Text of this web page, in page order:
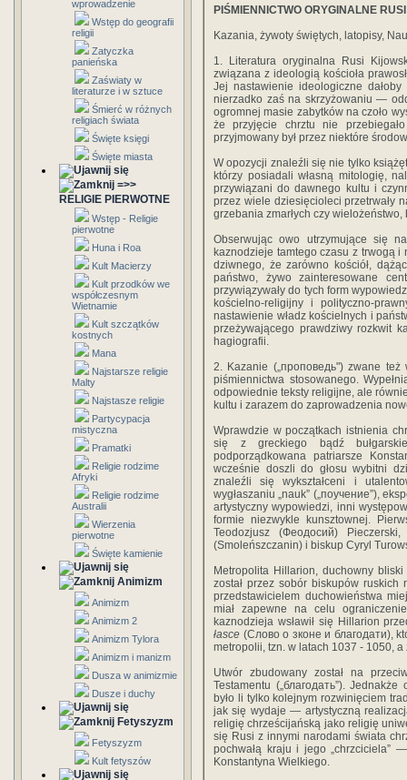
wprowadzenie
Wstęp do geografii
religii
Zatyczka
panieńska
Zaświaty w
literaturze i w sztuce
Śmierć w różnych
religiach świata
Święte księgi
Święte miasta
=>>
RELIGIE PIERWOTNE
Wstęp - Religie
pierwotne
Huna i Roa
Kult Macierzy
Kult przodków we
współczesnym
Wietnamie
Kult szczątków
kostnych
Mana
Najstarsze religie
Malty
Najstasze religie
Partycypacja
mistyczna
Pramatki
Religie rodzime
Afryki
Religie rodzime
Australii
Wierzenia
pierwotne
Święte kamienie
Animizm
Animizm
Animizm 2
Animizm Tylora
Animizm i manizm
Dusza w animizmie
Dusze i duchy
Fetyszyzm
Fetyszyzm
Kult fetyszów
PIŚMIENNICTWO ORYGINALNE
Kazania, żywoty świętych, latopisy,
1. Literatura oryginalna Rusi
związana z ideologią kościoła
Jej nastawienie ideologiczne
nierzadko zaś na skrzyżowaniu —
ogromnej masie zabytków na czoło
że przyjęcie chrztu nie
przyjmowany był przez niektóre
W opozycji znaleźli się nie tylko
którzy posiadali własną mitologię,
przywiązani do dawnego kultu i
przez wiele dziesięcioleci przetrwały
grzebania zmarłych czy
Obserwując owo utrzymujące się
kaznodzieje tamtego czasu z trwogą
dziwnego, że zarówno kościół,
państwo, żywo zainteresowane
przywiązywały do tych form
kościelno-religijny i polityczno-
nastawienie władz kościelnych i
przeżywającego prawdziwy rozkwit
hagiografii.
2. Kazanie („проповедь") zwane też
piśmiennictwa stosowanego.
odpowiednie teksty religijne, ale
kultu i zarazem do zaprowadzenia
Wprawdzie w początkach istnienia
się z greckiego bądź
podporządkowana patriarsze
wcześnie doszli do głosu wybitni
znaleźli się wykształceni i
wygłaszaniu „nauk” („поучение”),
artystyczny wypowiedzi, inni
formie niezwykle kunsztownej.
Teodozjusz (Феодосий)
(Smoleńszczanin) i biskup Cyryl
Metropolita Hillarion, duchowny
został przez sobór biskupów ruskich
przedstawicielem duchowieństwa
miał zapewne na celu
kaznodzieja wsławił się Hillarion
łasce (Слово о зконе и благодати),
metropolii, tzn. w latach 1037 - 1050,
Utwór zbudowany został na
Testamentu („благодать”).
było li tylko kolejnym rozwinięciem
jak się wydaje — artystyczną
religię chrześcijańską jako religię
się Rusi z innymi narodami świata
pochwałą kraju i jego „chrzciciela”
Konstantyna Wielkiego.